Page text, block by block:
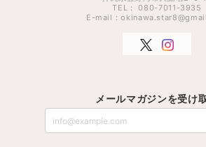
TEL： 080-7011-3935
E-mail：
メールマガジンを受け